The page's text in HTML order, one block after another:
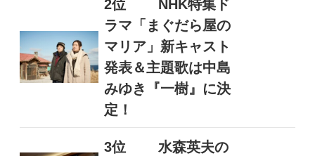
2位
NHK特集ド
ラマ「まぐだら屋の
マリア」新キャスト
発表＆主題歌は中島
みゆき『一樹』に決
定！
3位
水森英夫の